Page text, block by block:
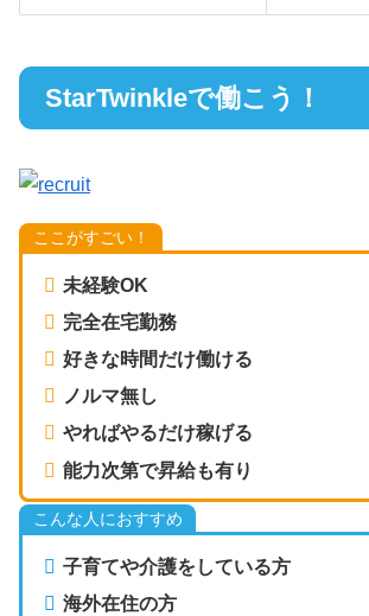
StarTwinkleで働こう！
ここがすごい！
未経験OK
完全在宅勤務
好きな時間だけ働ける
ノルマ無し
やればやるだけ稼げる
能力次第で昇給も有り
こんな人におすすめ
子育てや介護をしている方
海外在住の方